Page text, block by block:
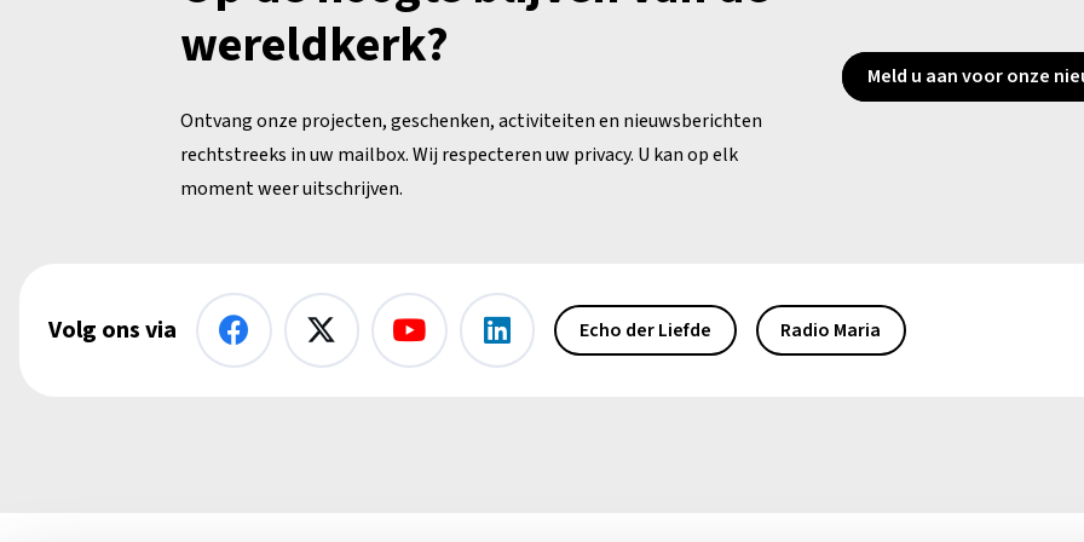
wereldkerk?
Ontvang onze projecten, geschenken, activiteiten en nieuwsberichten
rechtstreeks in uw mailbox. Wij respecteren uw privacy. U kan op elk
moment weer uitschrijven.
Meld u aan voor onze
Volg ons via Echo der Liefde Radio Maria